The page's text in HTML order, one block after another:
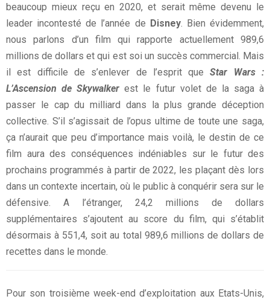
beaucoup mieux reçu en 2020, et serait même devenu le
leader incontesté de l’année de Disney. Bien évidemment,
nous parlons d’un film qui rapporte actuellement 989,6
millions de dollars et qui est soi un succès commercial. Mais
il est difficile de s’enlever de l’esprit queStar Wars :
L’Ascension de Skywalker est le futur volet de la saga à
passer le cap du milliard dans la plus grande déception
collective. S’il s’agissait de l’opus ultime de toute une saga,
ça n’aurait que peu d’importance mais voilà, le destin de ce
film aura des conséquences indéniables sur le futur des
prochains programmés à partir de 2022, les plaçant dès lors
dans un contexte incertain, où le public à conquérir sera sur le
défensive. A l’étranger, 24,2 millions de dollars
supplémentaires s’ajoutent au score du film, qui s’établit
désormais à 551,4, soit au total 989,6 millions de dollars de
recettes dans le monde.
Pour son troisième week-end d’exploitation aux Etats-Unis,